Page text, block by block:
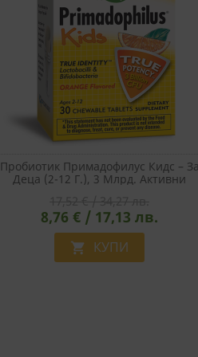
Пробиотик Примадофилус Кидс – За
Деца (2-12 Г.), 3 Млрд. Активни
8,76 € / 17,13 лв.
 КУПИ